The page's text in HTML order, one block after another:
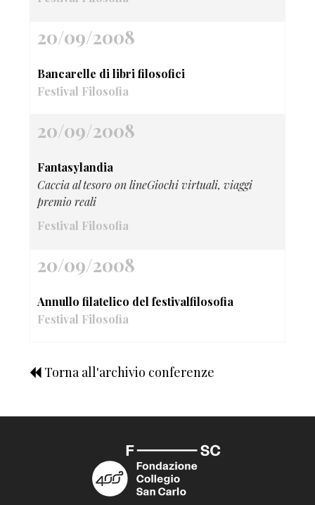
20/09/2008
Bancarelle di libri filosofici
Festival Filosofia
20/09/2008
Fantasylandia
Caccia al tesoro on lineGiochi virtuali, viaggi
premio reali
Festival Filosofia
20/09/2008
Annullo filatelico del festivalfilosofia
Festival Filosofia
Torna all'archivio conferenze